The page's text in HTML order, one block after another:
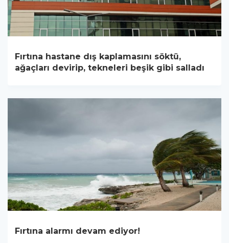
Fırtına hastane dış kaplamasını söktü,
ağaçları devirip, tekneleri beşik gibi salladı
Fırtına alarmı devam ediyor!